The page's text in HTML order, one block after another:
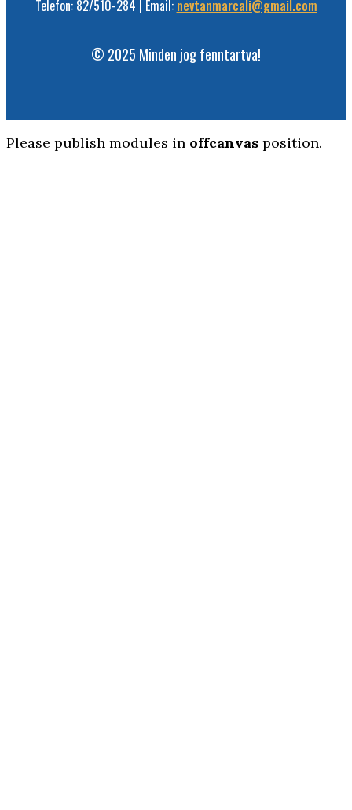
Telefon: 82/510-284 | Email: nevtanmarcali@gmail.com
© 2025 Minden jog fenntartva!
Please publish modules in offcanvas position.